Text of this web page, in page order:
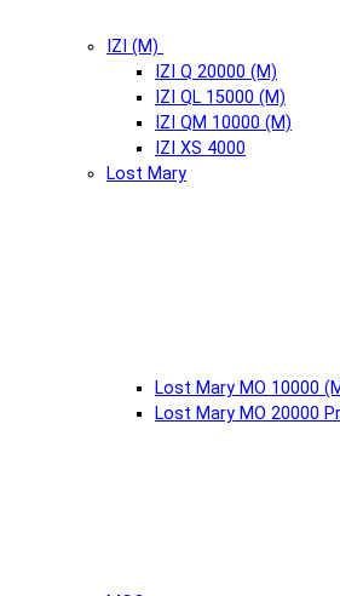
IZI (М)
IZI Q 20000 (М)
IZI QL 15000 (М)
IZI QM 10000 (М)
IZI XS 4000
Lost Mary
Lost Mary MO 10000
Lost Mary MO 20000